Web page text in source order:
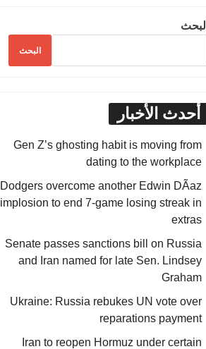
البحث
البحث
أحدث الأخبار
Gen Z’s ghosting habit is moving from
dating to the workplace
Dodgers overcome another Edwin DÃ­az
implosion to end 7-game losing streak in
extras
Senate passes sanctions bill on Russia
and Iran named for late Sen. Lindsey
Graham
Ukraine: Russia rebukes UN vote over
reparations payment
Iran to reopen Hormuz under certain